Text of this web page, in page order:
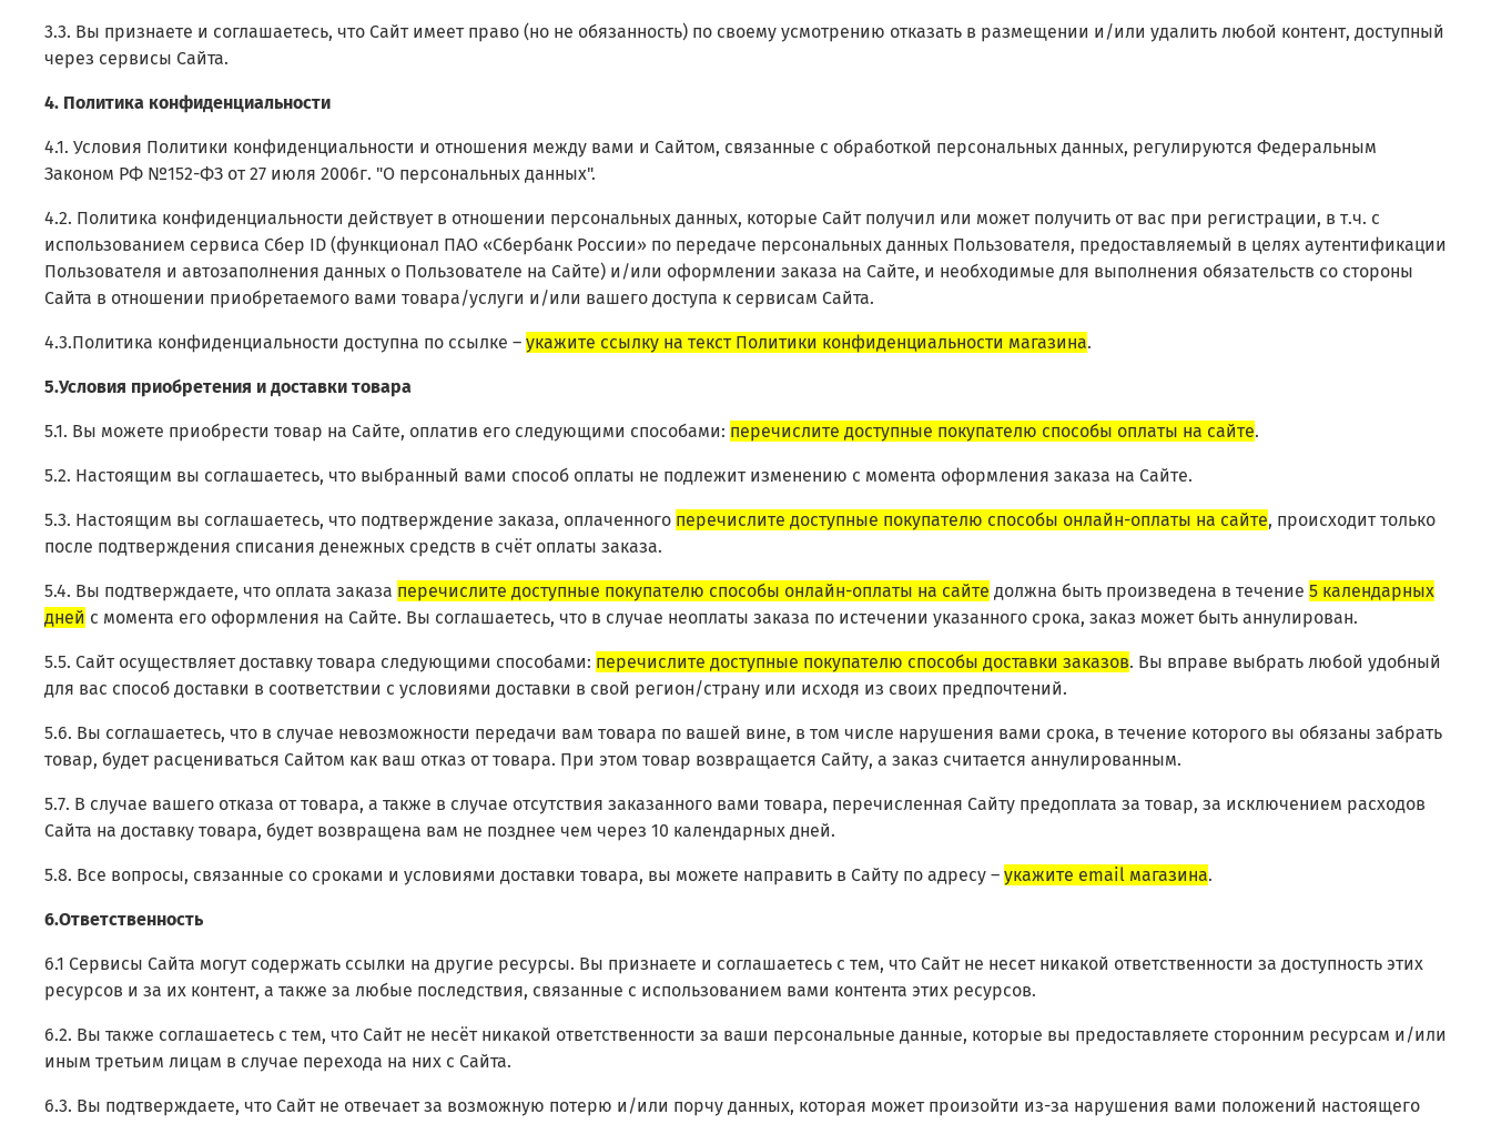
3.3. Вы признаете и соглашаетесь, что Сайт имеет право (но не обязанность) по своему усмотрению отказать в размещении и/или удалить любой контент, доступный
через сервисы Сайта.
4. Политика конфиденциальности
4.1. Условия Политики конфиденциальности и отношения между вами и Сайтом, связанные с обработкой персональных данных, регулируются Федеральным
Законом РФ №152-ФЗ от 27 июля 2006г. "О персональных данных".
4.2. Политика конфиденциальности действует в отношении персональных данных, которые Сайт получил или может получить от вас при регистрации, в т.ч. с
использованием сервиса Сбер ID (функционал ПАО «Сбербанк России» по передаче персональных данных Пользователя, предоставляемый в целях аутентификации
Пользователя и автозаполнения данных о Пользователе на Сайте) и/или оформлении заказа на Сайте, и необходимые для выполнения обязательств со стороны
Сайта в отношении приобретаемого вами товара/услуги и/или вашего доступа к сервисам Сайта.
4.3.Политика конфиденциальности доступна по ссылке – укажите ссылку на текст Политики конфиденциальности магазина.
5.Условия приобретения и доставки товара
5.1. Вы можете приобрести товар на Сайте, оплатив его следующими способами: перечислите доступные покупателю способы оплаты на сайте.
5.2. Настоящим вы соглашаетесь, что выбранный вами способ оплаты не подлежит изменению с момента оформления заказа на Сайте.
5.3. Настоящим вы соглашаетесь, что подтверждение заказа, оплаченного перечислите доступные покупателю способы онлайн-оплаты на сайте, происходит только
после подтверждения списания денежных средств в счёт оплаты заказа.
5.4. Вы подтверждаете, что оплата заказа перечислите доступные покупателю способы онлайн-оплаты на сайте должна быть произведена в течение 5 календарных
дней с момента его оформления на Сайте. Вы соглашаетесь, что в случае неоплаты заказа по истечении указанного срока, заказ может быть аннулирован.
5.5. Сайт осуществляет доставку товара следующими способами: перечислите доступные покупателю способы доставки заказов. Вы вправе выбрать любой удобный
для вас способ доставки в соответствии с условиями доставки в свой регион/страну или исходя из своих предпочтений.
5.6. Вы соглашаетесь, что в случае невозможности передачи вам товара по вашей вине, в том числе нарушения вами срока, в течение которого вы обязаны забрать
товар, будет расцениваться Сайтом как ваш отказ от товара. При этом товар возвращается Сайту, а заказ считается аннулированным.
5.7. В случае вашего отказа от товара, а также в случае отсутствия заказанного вами товара, перечисленная Сайту предоплата за товар, за исключением расходов
Сайта на доставку товара, будет возвращена вам не позднее чем через 10 календарных дней.
5.8. Все вопросы, связанные со сроками и условиями доставки товара, вы можете направить в Сайту по адресу – укажите email магазина.
6.Ответственность
6.1 Сервисы Сайта могут содержать ссылки на другие ресурсы. Вы признаете и соглашаетесь с тем, что Сайт не несет никакой ответственности за доступность этих
ресурсов и за их контент, а также за любые последствия, связанные с использованием вами контента этих ресурсов.
6.2. Вы также соглашаетесь с тем, что Сайт не несёт никакой ответственности за ваши персональные данные, которые вы предоставляете сторонним ресурсам и/или
иным третьим лицам в случае перехода на них с Сайта.
6.3. Вы подтверждаете, что Сайт не отвечает за возможную потерю и/или порчу данных, которая может произойти из-за нарушения вами положений настоящего